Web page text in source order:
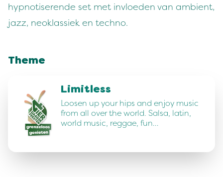
hypnotiserende set met invloeden van ambient,
jazz, neoklassiek en techno.
Theme
Limitless
Loosen up your hips and enjoy music
from all over the world. Salsa, latin,
world music, reggae, fun…